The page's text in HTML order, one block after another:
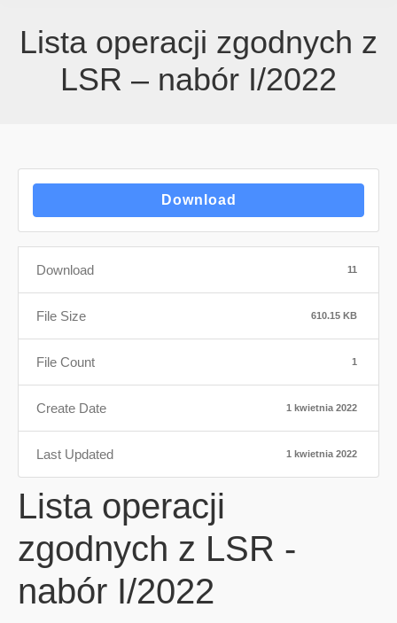
Lista operacji zgodnych z
LSR – nabór I/2022
Download
Download 11
File Size 610.15 KB
File Count 1
Create Date 1 kwietnia 2022
Last Updated 1 kwietnia 2022
Lista operacji
zgodnych z LSR -
nabór I/2022